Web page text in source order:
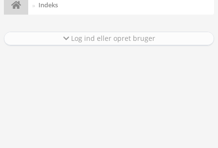
Indeks
Log ind eller opret bruger